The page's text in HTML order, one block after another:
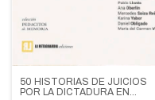
50 HISTORIAS DE JUICIOS
POR LA DICTADURA EN